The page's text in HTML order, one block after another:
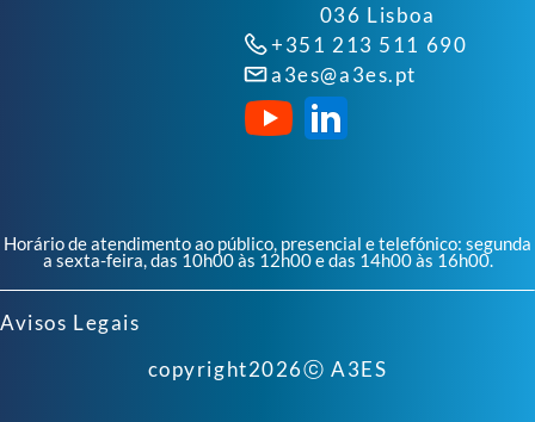
036 Lisboa
+351 213 511 690
a3es@a3es.pt
Horário de atendimento ao público, presencial e telefónico: segunda
a sexta-feira, das 10h00 às 12h00 e das 14h00 às 16h00.
Avisos Legais
copyright2026ⓒ A3ES